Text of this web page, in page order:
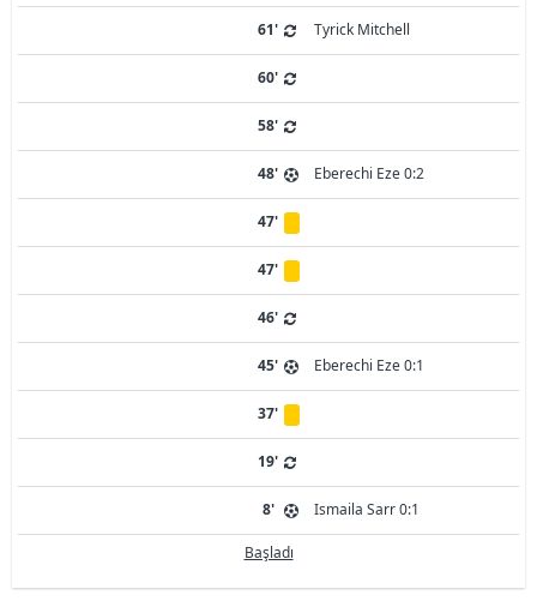
61' Tyrick Mitchell
60'
58'
48' Eberechi Eze 0:2
47'
47'
46'
45' Eberechi Eze 0:1
37'
19'
8' Ismaila Sarr 0:1
Başladı